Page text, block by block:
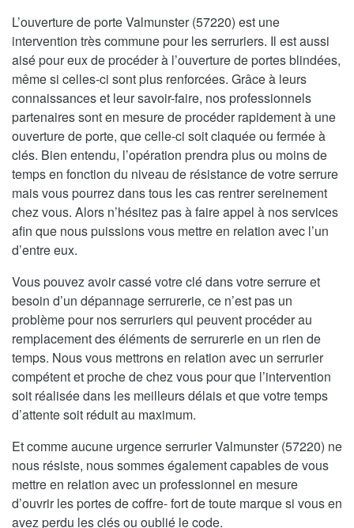
L’ouverture de porte Valmunster (57220) est une
intervention très commune pour les serruriers. Il est aussi
aisé pour eux de procéder à l’ouverture de portes blindées,
même si celles-ci sont plus renforcées. Grâce à leurs
connaissances et leur savoir-faire, nos professionnels
partenaires sont en mesure de procéder rapidement à une
ouverture de porte, que celle-ci soit claquée ou fermée à
clés. Bien entendu, l’opération prendra plus ou moins de
temps en fonction du niveau de résistance de votre serrure
mais vous pourrez dans tous les cas rentrer sereinement
chez vous. Alors n’hésitez pas à faire appel à nos services
afin que nous puissions vous mettre en relation avec l’un
d’entre eux.
Vous pouvez avoir cassé votre clé dans votre serrure et
besoin d’un dépannage serrurerie, ce n’est pas un
problème pour nos serruriers qui peuvent procéder au
remplacement des éléments de serrurerie en un rien de
temps. Nous vous mettrons en relation avec un serrurier
compétent et proche de chez vous pour que l’intervention
soit réalisée dans les meilleurs délais et que votre temps
d’attente soit réduit au maximum.
Et comme aucune urgence serrurier Valmunster (57220) ne
nous résiste, nous sommes également capables de vous
mettre en relation avec un professionnel en mesure
d’ouvrir les portes de coffre- fort de toute marque si vous en
avez perdu les clés ou oublié le code.